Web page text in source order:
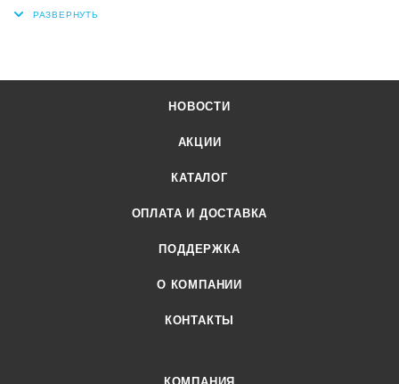
НОВОСТИ
АКЦИИ
КАТАЛОГ
ОПЛАТА И ДОСТАВКА
ПОДДЕРЖКА
О КОМПАНИИ
КОНТАКТЫ